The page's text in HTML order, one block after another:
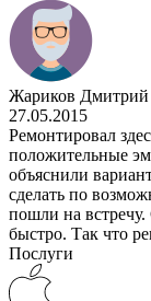
Жариков Дмитрий
27.05.2015
Ремонтировал
положительные
объяснили
сделать по
пошли на
быстро. Так что
Послуги